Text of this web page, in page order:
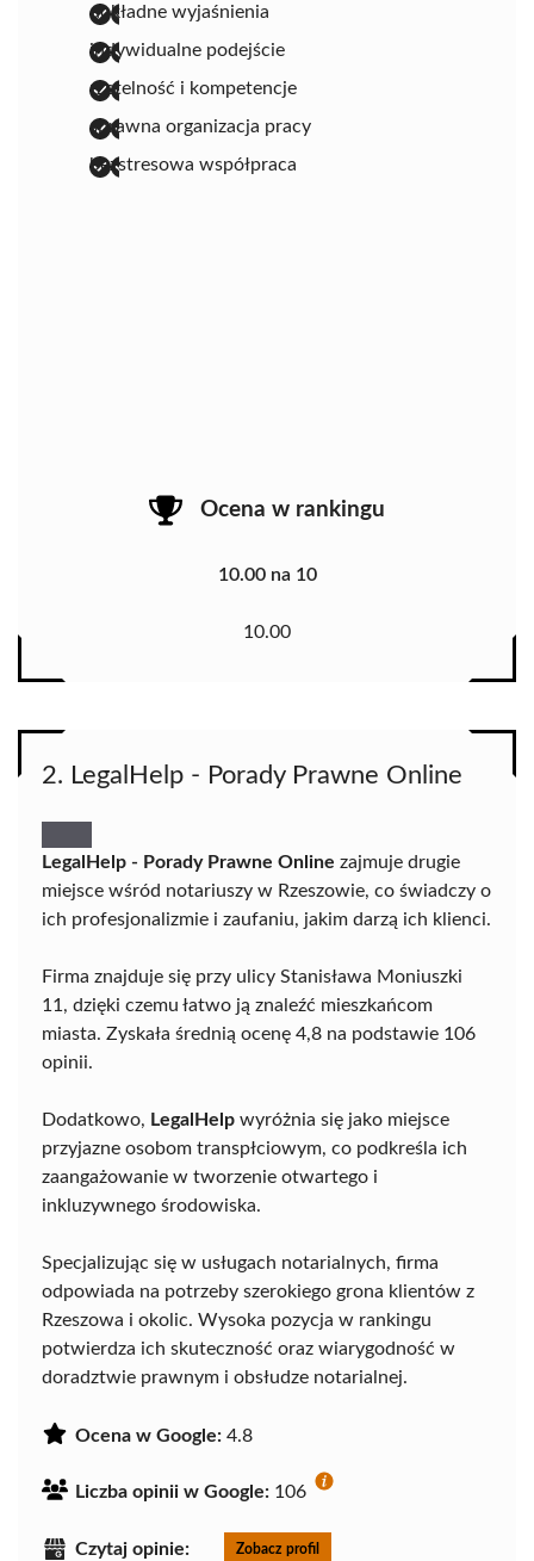
dokładne wyjaśnienia
indywidualne podejście
rzetelność i kompetencje
sprawna organizacja pracy
bezstresowa współpraca
Ocena w rankingu
10.00 na 10
10.00
2. LegalHelp - Porady Prawne Online
LegalHelp - Porady Prawne Online zajmuje drugie
miejsce wśród notariuszy w Rzeszowie, co świadczy o
ich profesjonalizmie i zaufaniu, jakim darzą ich klienci.
Firma znajduje się przy ulicy Stanisława Moniuszki
11, dzięki czemu łatwo ją znaleźć mieszkańcom
miasta. Zyskała średnią ocenę 4,8 na podstawie 106
opinii.
Dodatkowo, LegalHelp wyróżnia się jako miejsce
przyjazne osobom transpłciowym, co podkreśla ich
zaangażowanie w tworzenie otwartego i
inkluzywnego środowiska.
Specjalizując się w usługach notarialnych, firma
odpowiada na potrzeby szerokiego grona klientów z
Rzeszowa i okolic. Wysoka pozycja w rankingu
potwierdza ich skuteczność oraz wiarygodność w
doradztwie prawnym i obsłudze notarialnej.
Ocena w Google: 4.8
Liczba opinii w Google: 106
Czytaj opinie: Zobacz profil